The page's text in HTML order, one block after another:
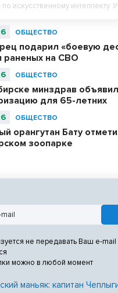
искусственному
чемпионами соревнований.
ОБЩЕСТВО
подарил «боевую
раненых на СВО
ОБЩЕСТВО
минздрав
для 65-летних
ОБЩЕСТВО
орангутан Бату
зоопарке
не передавать Ваш e-mail
можно в любой момент
маньяк: капитан